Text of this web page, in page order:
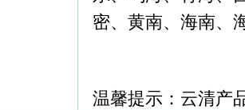
密、黄南、海南、
温馨提示：云清产